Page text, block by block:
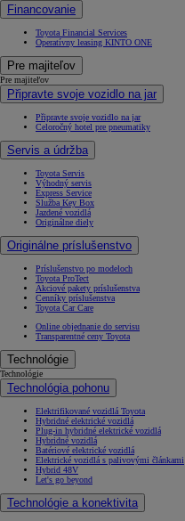
Financovanie
Toyota Financial Services
Operatívny leasing KINTO ONE
Pre majiteľov
Pre majiteľov
Připravte svoje vozidlo na jar
Připravte svoje vozidlo na jar
Celoročný hotel pre pneumatiky
Servis a údržba
Toyota Servis
Výhodný servis
Express Service
Služba Key Box
Jazdené vozidlá
Originálne diely
Originálne príslušenstvo
Príslušenstvo po modeloch
Toyota ProTect
Akciové pakety príslušenstva
Cenníky príslušenstva
Toyota Car Care
Online objednanie do servisu
Transparentné ceny Toyota
Technológie
Technológie
Technológia pohonu
Elektrifikované vozidlá Toyota
Hybridné elektrické vozidlá
Plug-in hybridné elektrické vozidlá
Hybridné vozidlá
Batériové elektrické vozidlá
Elektrické vozidlá s palivovými článkami
Hybrid 48V
Let's go beyond
Technológie a konektivita